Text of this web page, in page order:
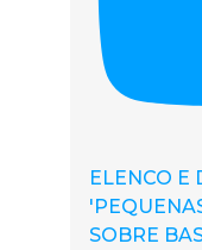
ELENCO E
SOBRE